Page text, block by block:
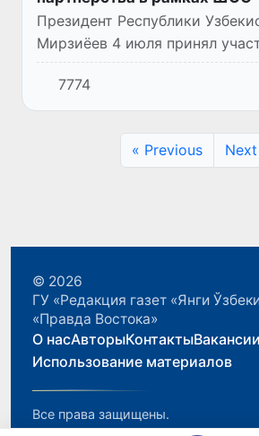
Президент Республики
Мирзиёев 4 июля принял
очередном заседании Совета
государств-членов ШОС,
городе Астане.
7774
« Previous
© 2026
ГУ «Редакция газет «Янги
«Правда Востока»
О насАвторыКонтактыВакансии
Использование материалов
Все права защищены.